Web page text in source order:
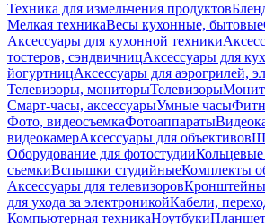
Техника для измельчения продуктов
Мелкая техникаВесы кухонные, бытовые
Аксессуары для кухонной техники
тостеров, сэндвичницАксессуары для
йогуртницАксессуары для аэрогрилей,
Телевизоры, мониторыТелевизоры
Смарт-часы, аксессуарыУмные часы
Фото, видеосъемкаФотоаппараты
видеокамерАксессуары для объективов
Оборудование для фотостудии
съемкиВспышки студийныеКомплекты
Аксессуары для телевизоров
для ухода за электроникойКабели,
Компьютерная техникаНоутбуки